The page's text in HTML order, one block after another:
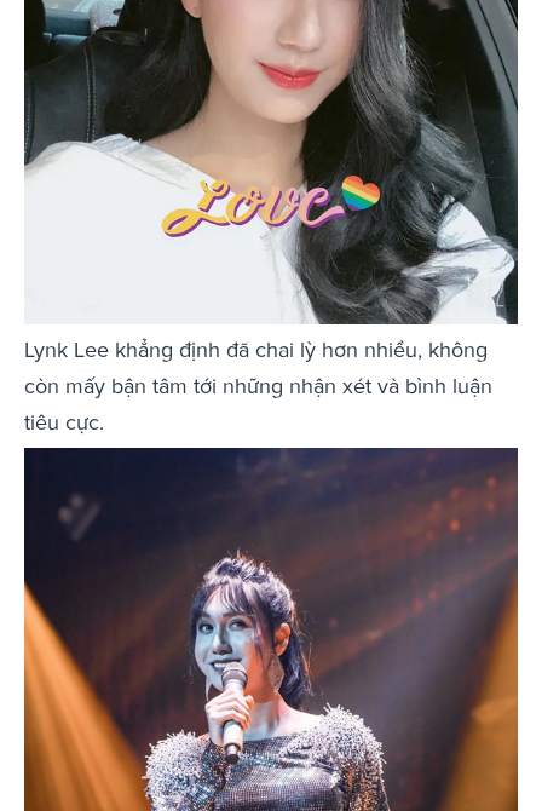
Lynk Lee khẳng định đã chai lỳ hơn nhiều, không
còn mấy bận tâm tới những nhận xét và bình luận
tiêu cực.